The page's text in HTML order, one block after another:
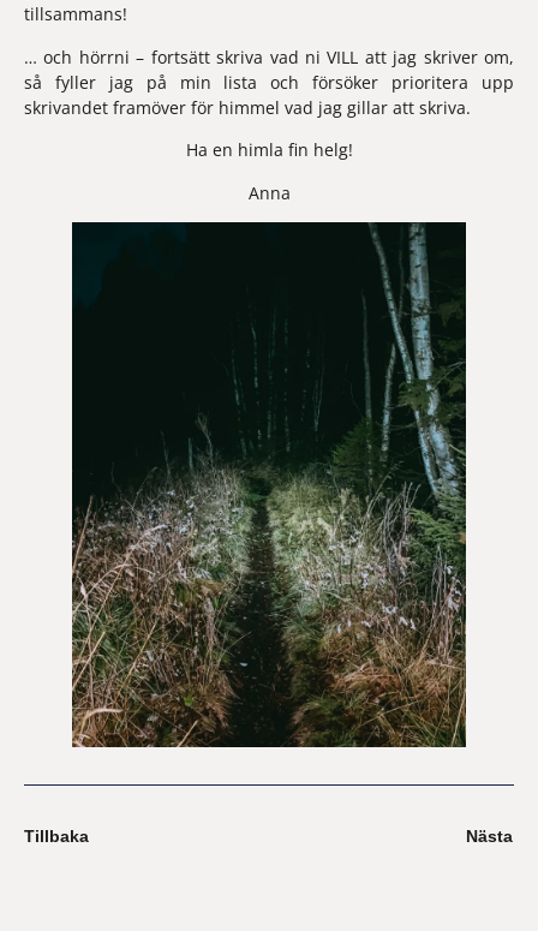
tillsammans!
… och hörrni – fortsätt skriva vad ni VILL att jag skriver om,
så fyller jag på min lista och försöker prioritera upp
skrivandet framöver för himmel vad jag gillar att skriva.
Ha en himla fin helg!
Anna
Tillbaka Nästa